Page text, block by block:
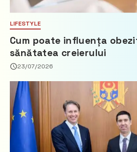
LIFESTYLE
Cum poate influența
sănătatea creierului
23/07/2026